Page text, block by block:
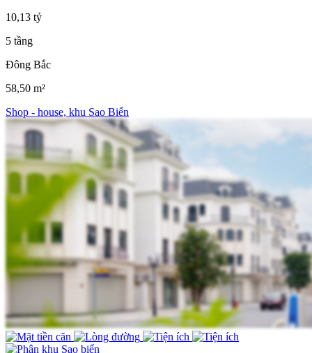
10,13 tỷ
5 tầng
Đông Bắc
58,50 m²
Shop - house, khu Sao Biển